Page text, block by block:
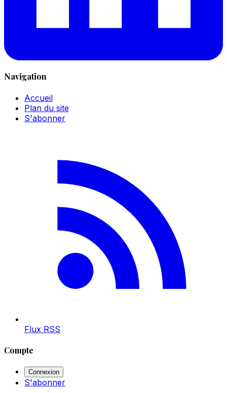
Navigation
Accueil
Plan du site
S'abonner
Flux RSS
Compte
Connexion
S'abonner